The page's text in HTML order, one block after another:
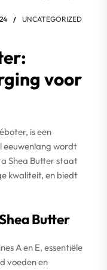
UNCATEGORIZED
voor
is een
eeuwenlang wordt
Shea Butter staat
kwaliteit, en biedt
Butter
A en E, essentiële
voeden en